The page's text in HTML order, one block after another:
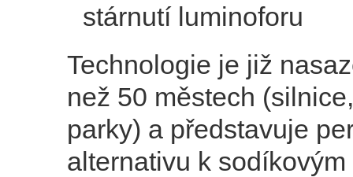
stárnutí luminoforu
Technologie je již
než 50 městech
parky) a představuje
alternativu k